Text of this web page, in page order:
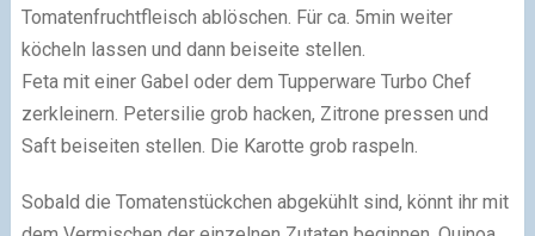
Tomatenfruchtfleisch ablöschen. Für ca. 5min weiter
köcheln lassen und dann beiseite stellen.
Feta mit einer Gabel oder dem Tupperware Turbo Chef
zerkleinern. Petersilie grob hacken, Zitrone pressen und
Saft beiseiten stellen. Die Karotte grob raspeln.
Sobald die Tomatenstückchen abgekühlt sind, könnt ihr mit